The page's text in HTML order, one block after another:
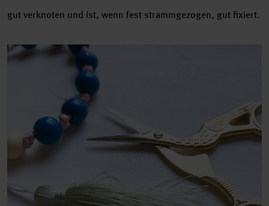
gut verknoten und ist, wenn fest strammgezogen, gut fixiert.